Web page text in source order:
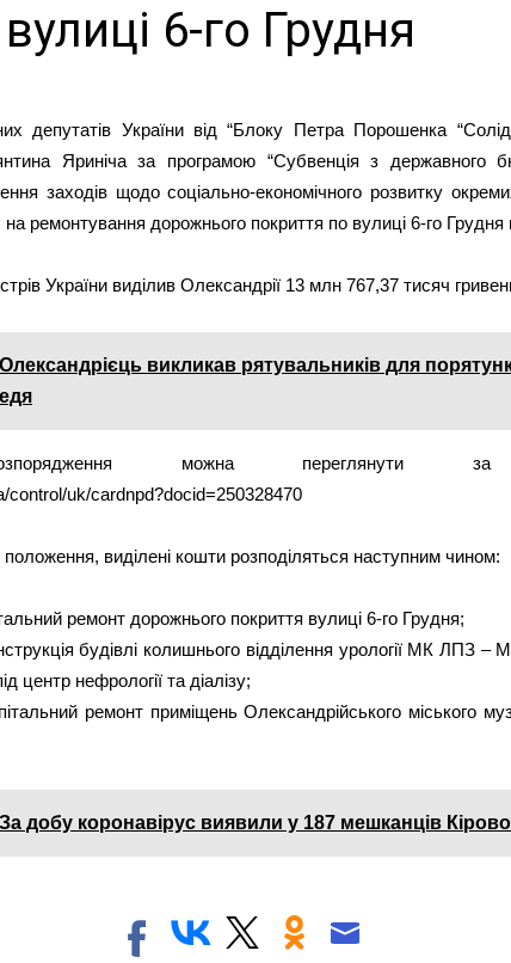
6-го Грудня
депутатів України від “Блоку Петра Порошенка
Яриніча за програмою “Субвенція з державного
заходів щодо соціально-економічного розвитку
ремонтування дорожнього покриття по вулиці 6-го Грудня
України виділив Олександрії 13 млн 767,37 тисяч
Олександрієць викликав рятувальників для
можна переглянути за
control/uk/cardnpd?docid=250328470
виділені кошти розподіляться наступним чином:
ремонт дорожнього покриття вулиці 6-го Грудня;
будівлі колишнього відділення урології МК ЛПЗ –
центр нефрології та діалізу;
ремонт приміщень Олександрійського міського
За добу коронавірус виявили у 187 мешканців